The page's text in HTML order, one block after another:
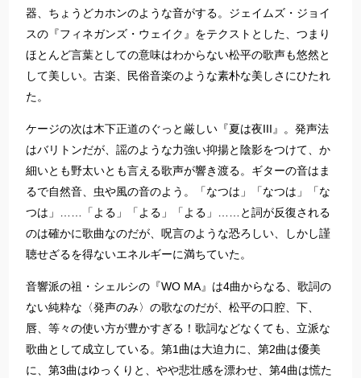
器、ちょうどカホンのような音がする。ジェイムズ・ジョイ
スの『フィネガンズ・ウェイク』をテクストとした、つまり
ほとんど言葉としての意味はわからない松平の歌声も悠然と
して美しい。古楽、民俗音楽のような素朴な美しさにひたれ
た。
ケージの次は木下正道のぐっと厳しい『夏は夜III』。発声法
はバリトンだが、謡のような力強い抑揚と陰影をつけて、か
細いとも野太いとも言える歌声が響き渡る。ギターの音はま
るで自然音、虫や風の音のよう。「なつは」「なつは」「な
つは」……「よる」「よる」「よる」……と詞が反復される
のは確かに歌曲なのだが、呪言のような恐ろしい、しかし謹
聴せざるを得ないエネルギーに満ちていた。
音響派の祖・シェルシの『WO MA』は4曲からなる、歌詞の
ない純粋な〈発声のみ〉の歌なのだが、松平の口腔、下、
唇、等々の使い方が豊かすぎる！歌詞などなくても、立派な
歌曲として成立している。第1曲は大迫力に、第2曲は優美
に、第3曲はゆっくりと、やや悲壮感を漂わせ、第4曲は慌た